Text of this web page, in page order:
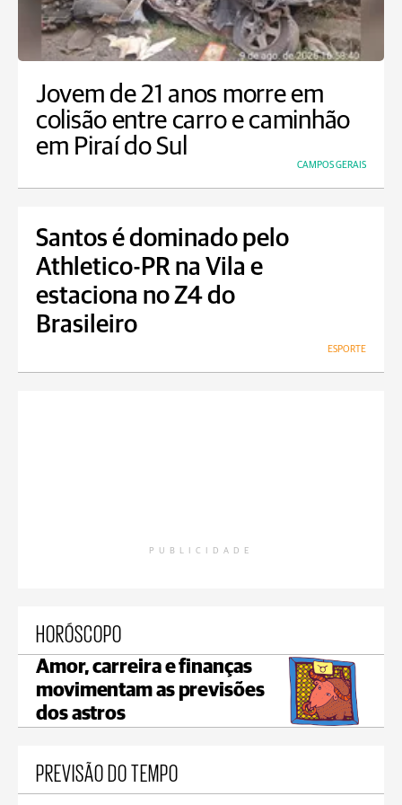
Jovem de 21 anos morre em
colisão entre carro e caminhão
em Piraí do Sul
CAMPOS GERAIS
Santos é dominado pelo
Athletico-PR na Vila e
estaciona no Z4 do
Brasileiro
ESPORTE
PUBLICIDADE
HORÓSCOPO
Amor, carreira e finanças
movimentam as previsões
dos astros
PREVISÃO DO TEMPO